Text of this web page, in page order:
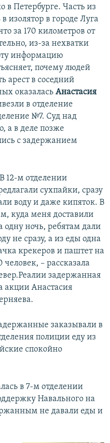
в Петербурге. Часть из
изолятор в городе Луга
за 170 километров от
из-за нехватки
информацию
почему людей
арест в соседний
оказалась Анастасия
в отделение
№7. Суд над
а в деле позже
с задержанием
12-м отделении
сухпайки, сразу
воду и даже кипяток. В
куда меня доставили
одну ночь, ребятам дали
не сразу, а из еды одна
крекеров и паштет на
человек, – рассказала
задержанная
акции Анастасия
заказывали в
полиции еду из
спокойно
в 7-м отделении
Навального на
не давали еды и